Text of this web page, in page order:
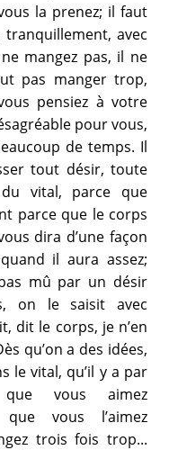
la prenez; il faut
tranquillement, avec
mangez pas, il ne
pas manger trop,
pensiez à votre
pour vous,
de temps. Il
tout désir, toute
vital, parce que
parce que le corps
dira d’une façon
il aura assez;
mû par un désir
on le saisit avec
dit le corps, je n’en
qu’on a des idées,
le vital, qu’il y a par
que vous aimez
vous l’aimez
trois fois trop...